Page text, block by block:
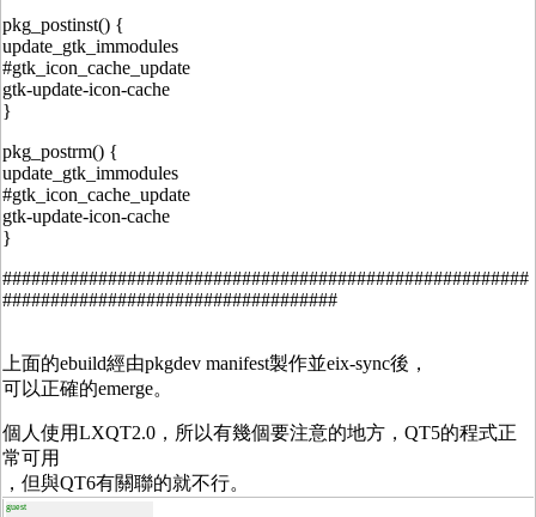
pkg_postinst() {
update_gtk_immodules
#gtk_icon_cache_update
gtk-update-icon-cache
}
pkg_postrm() {
update_gtk_immodules
#gtk_icon_cache_update
gtk-update-icon-cache
}
#######################################################
###################################
上面的ebuild經由pkgdev manifest製作並eix-sync後，
可以正確的emerge。
個人使用LXQT2.0，所以有幾個要注意的地方，QT5的程式正
常可用
，但與QT6有關聯的就不行。
guest